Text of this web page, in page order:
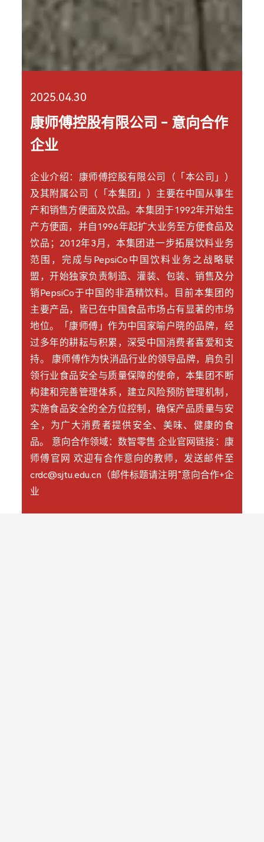
2025.04.30
康师傅控股有限公司 - 意向合作
企业
企业介绍：康师傅控股有限公司（「本公司」）
及其附属公司（「本集团」）主要在中国从事生
产和销售方便面及饮品。本集团于1992年开始生
产方便面，并自1996年起扩大业务至方便食品及
饮品；2012年3月，本集团进一步拓展饮料业务
范围，完成与PepsiCo中国饮料业务之战略联
盟，开始独家负责制造、灌装、包装、销售及分
销PepsiCo于中国的非酒精饮料。目前本集团的
主要产品，皆已在中国食品市场占有显著的市场
地位。「康师傅」作为中国家喻户晓的品牌，经
过多年的耕耘与积累，深受中国消费者喜爱和支
持。 康师傅作为快消品行业的领导品牌，肩负引
领行业食品安全与质量保障的使命，本集团不断
构建和完善管理体系，建立风险预防管理机制，
实施食品安全的全方位控制，确保产品质量与安
全，为广大消费者提供安全、美味、健康的食
品。 意向合作领域：数智零售 企业官网链接：康
师傅官网 欢迎有合作意向的教师，发送邮件至
crdc@sjtu.edu.cn（邮件标题请注明“意向合作+企
业